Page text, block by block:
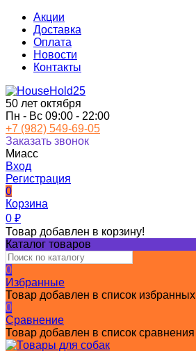
Акции
Доставка
Оплата
Новости
Контакты
50 лет октября
Пн - Вс 09:00 - 22:00
+7 (982) 549-69-05
Заказать звонок
Миасс
Вход
Регистрация
0
Корзина
0 ₽
Товар добавлен в корзину!
Каталог товаров
0
Избранные
Товар добавлен в список избранных
0
Сравнение
Товар добавлен в список сравнения